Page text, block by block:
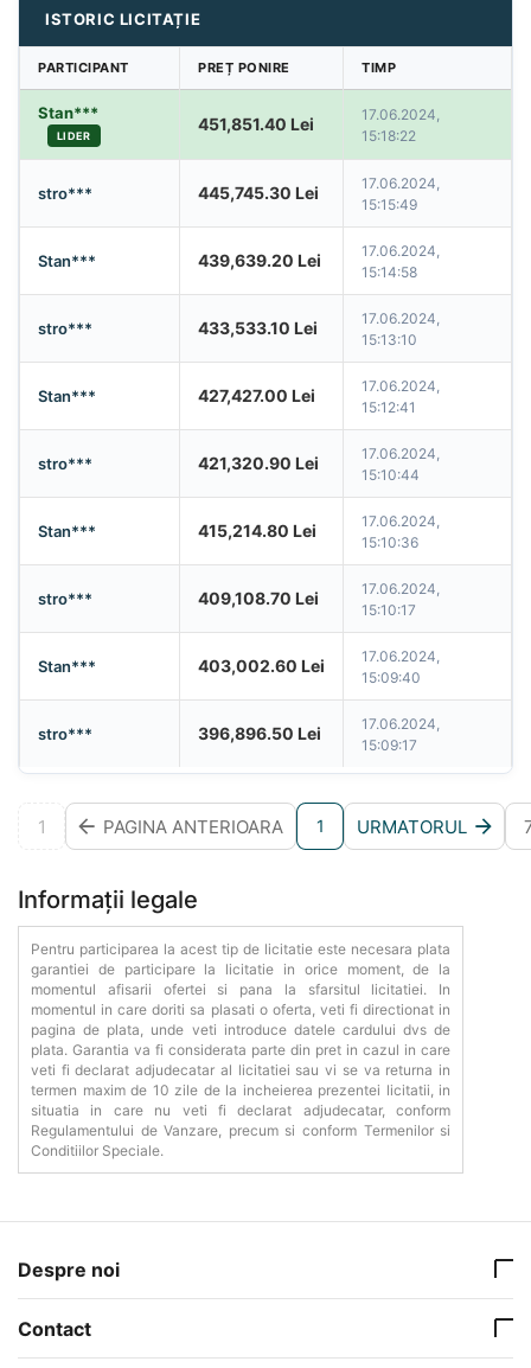
ISTORIC LICITAȚIE
PARTICIPANT PREȚ PONIRE TIMP
Stan***
LIDER
451,851.40 Lei
17.06.2024,
15:18:22
stro*** 445,745.30 Lei
17.06.2024,
15:15:49
Stan*** 439,639.20 Lei
17.06.2024,
15:14:58
stro*** 433,533.10 Lei
17.06.2024,
15:13:10
Stan*** 427,427.00 Lei
17.06.2024,
15:12:41
stro*** 421,320.90 Lei
17.06.2024,
15:10:44
Stan*** 415,214.80 Lei
17.06.2024,
15:10:36
stro*** 409,108.70 Lei
17.06.2024,
15:10:17
Stan*** 403,002.60 Lei
17.06.2024,
15:09:40
stro*** 396,896.50 Lei
17.06.2024,
15:09:17
1 PAGINA ANTERIOARA 1 URMATORUL
Informații legale
Pentru participarea la acest tip de licitatie este necesara plata
garantiei de participare la licitatie in orice moment, de la
momentul afisarii ofertei si pana la sfarsitul licitatiei. In
momentul in care doriti sa plasati o oferta, veti fi directionat in
pagina de plata, unde veti introduce datele cardului dvs de
plata. Garantia va fi considerata parte din pret in cazul in care
veti fi declarat adjudecatar al licitatiei sau vi se va returna in
termen maxim de 10 zile de la incheierea prezentei licitatii, in
situatia in care nu veti fi declarat adjudecatar, conform
Regulamentului de Vanzare, precum si conform Termenilor si
Conditiilor Speciale.
Despre noi
Contact